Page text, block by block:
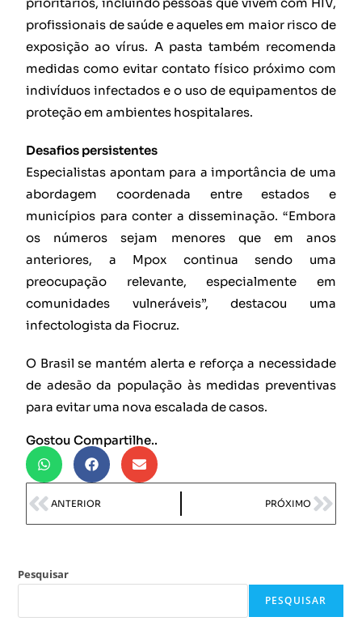
profissionais de saúde e aqueles em maior risco de
exposição ao vírus. A pasta também recomenda
medidas como evitar contato físico próximo com
indivíduos infectados e o uso de equipamentos de
proteção em ambientes hospitalares.
Desafios persistentes
Especialistas apontam para a importância de uma
abordagem coordenada entre estados e
municípios para conter a disseminação. “Embora
os números sejam menores que em anos
anteriores, a Mpox continua sendo uma
preocupação relevante, especialmente em
comunidades vulneráveis”, destacou uma
infectologista da Fiocruz.
O Brasil se mantém alerta e reforça a necessidade
de adesão da população às medidas preventivas
para evitar uma nova escalada de casos.
Gostou Compartilhe..
ANTERIOR PRÓXIMO
Pesquisar
PESQUISAR